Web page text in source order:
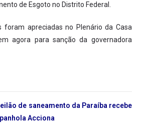
de Esgoto no Distrito Federal.
foram apreciadas no Plenário da Casa
agora para sanção da governadora
de saneamento da Paraíba recebe
Acciona